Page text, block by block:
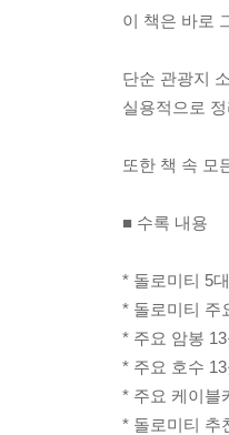
이 책은 바로
단순 관광지
실용적으로
또한 책 속 모
■ 수록 내용
* 돌로미티 5
* 돌로미티 주
* 주요 암봉
* 주요 호수
* 주요 케이블
* 돌로미티 추